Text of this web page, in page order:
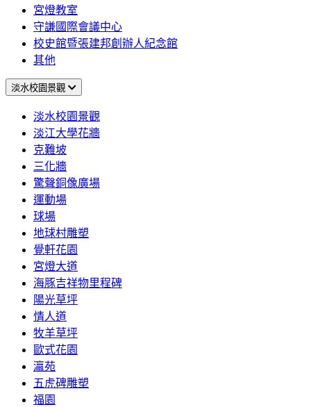
宮燈教室
守謙國際會議中心
校史館暨張建邦創辦人紀念館
其他
淡水校園景觀
淡水校園景觀
淡江大學花牆
克難坡
三化牆
驚聲銅像廣場
運動場
球場
地球村雕塑
覺軒花園
宮燈大道
海豚吉祥物里程碑
陽光草坪
情人道
牧羊草坪
歐式花園
瀛苑
五虎碑雕塑
福園